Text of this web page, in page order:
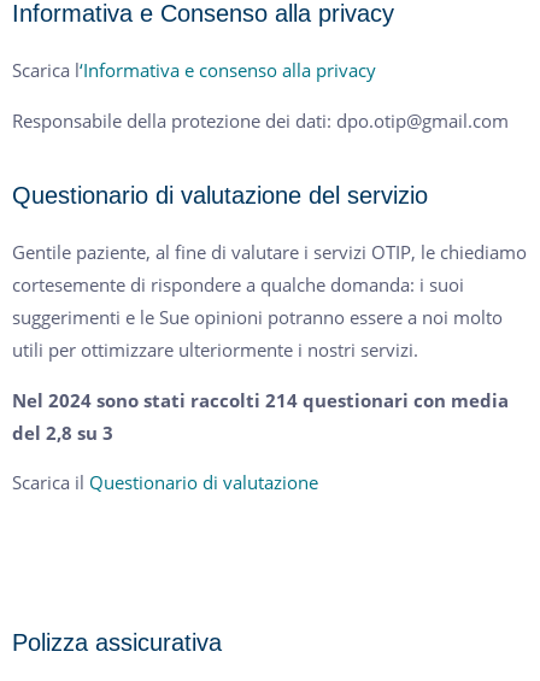
Informativa e Consenso alla privacy
Scarica l‘Informativa e consenso alla privacy
Responsabile della protezione dei dati: dpo.otip@gmail.com
Questionario di valutazione del servizio
Gentile paziente, al fine di valutare i servizi OTIP, le chiediamo
cortesemente di rispondere a qualche domanda: i suoi
suggerimenti e le Sue opinioni potranno essere a noi molto
utili per ottimizzare ulteriormente i nostri servizi.
Nel 2024 sono stati raccolti 214 questionari con media
del 2,8 su 3
Scarica il Questionario di valutazione
Polizza assicurativa